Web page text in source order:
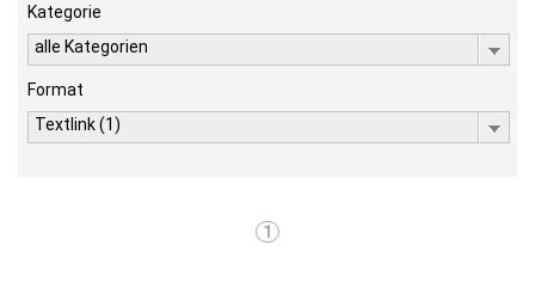
Kategorie
alle Kategorien
Format
Textlink (1)
1